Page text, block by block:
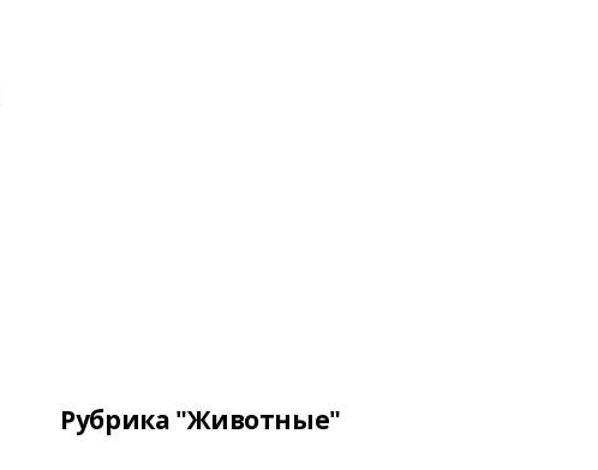
Рубрика "Животные"